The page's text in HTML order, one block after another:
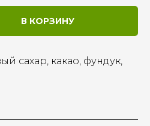
В КОРЗИНУ
сахар, какао, фундук,